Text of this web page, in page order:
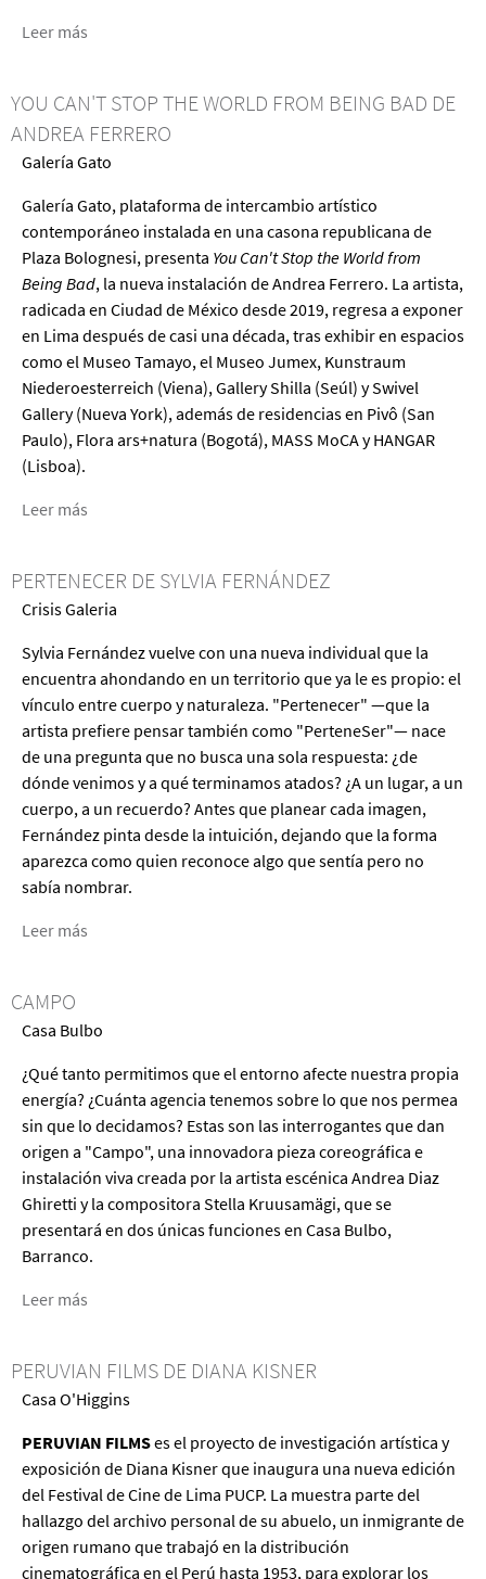
Leer más
EnLima
YOU CAN'T STOP THE WORLD FROM BEING BAD DE
ANDREA FERRERO
Galería Gato
Galería Gato, plataforma de intercambio artístico
contemporáneo instalada en una casona republicana de
Plaza Bolognesi, presenta You Can't Stop the World from
Being Bad, la nueva instalación de Andrea Ferrero. La artista,
radicada en Ciudad de México desde 2019, regresa a exponer
en Lima después de casi una década, tras exhibir en espacios
como el Museo Tamayo, el Museo Jumex, Kunstraum
Niederoesterreich (Viena), Gallery Shilla (Seúl) y Swivel
Gallery (Nueva York), además de residencias en Pivô (San
Paulo), Flora ars+natura (Bogotá), MASS MoCA y HANGAR
(Lisboa).
Leer más
Can't
Stop
World
from
Being
Bad
de
Andrea
Ferrero
PERTENECER DE SYLVIA FERNÁNDEZ
Crisis Galeria
Sylvia Fernández vuelve con una nueva individual que la
encuentra ahondando en un territorio que ya le es propio: el
vínculo entre cuerpo y naturaleza. "Pertenecer" —que la
artista prefiere pensar también como "PerteneSer"— nace
de una pregunta que no busca una sola respuesta: ¿de
dónde venimos y a qué terminamos atados? ¿A un lugar, a un
cuerpo, a un recuerdo? Antes que planear cada imagen,
Fernández pinta desde la intuición, dejando que la forma
aparezca como quien reconoce algo que sentía pero no
sabía nombrar.
Leer más
Sylvia
CAMPO
Casa Bulbo
¿Qué tanto permitimos que el entorno afecte nuestra propia
energía? ¿Cuánta agencia tenemos sobre lo que nos permea
sin que lo decidamos? Estas son las interrogantes que dan
origen a "Campo", una innovadora pieza coreográfica e
instalación viva creada por la artista escénica Andrea Diaz
Ghiretti y la compositora Stella Kruusamägi, que se
presentará en dos únicas funciones en Casa Bulbo,
Barranco.
Leer más
PERUVIAN FILMS DE DIANA KISNER
Casa O'Higgins
PERUVIAN FILMSes el proyecto de investigación artística y
exposición de Diana Kisner que inaugura una nueva edición
del Festival de Cine de Lima PUCP. La muestra parte del
hallazgo del archivo personal de su abuelo, un inmigrante de
origen rumano que trabajó en la distribución
cinematográfica en el Perú hasta 1953, para explorar los